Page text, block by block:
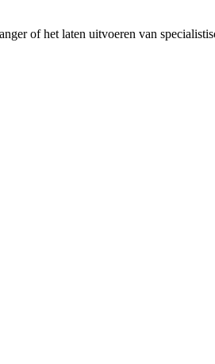
of het laten uitvoeren van